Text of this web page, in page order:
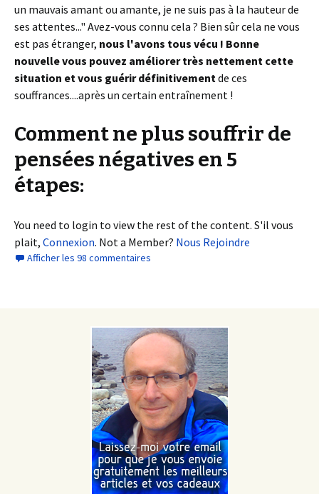
un mauvais amant ou amante, je ne suis pas à la hauteur de
ses attentes..." Avez-vous connu cela ? Bien sûr cela ne vous
est pas étranger, nous l'avons tous vécu ! Bonne
nouvelle vous pouvez améliorer très nettement cette
situation et vous guérir définitivementde ces
souffrances....après un certain entraînement !
Comment ne plus souffrir de
pensées négatives en 5
étapes:
You need to login to view the rest of the content. S'il vous
plait, Connexion. Not a Member? Nous Rejoindre
Afficher les 98 commentaires